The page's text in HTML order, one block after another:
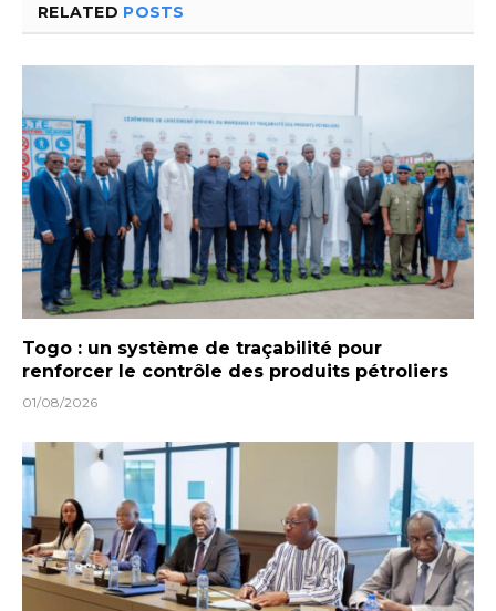
RELATED POSTS
Togo : un système de traçabilité pour
renforcer le contrôle des produits pétroliers
01/08/2026